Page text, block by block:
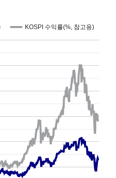
KOSPI 수익률(%, 참고용)